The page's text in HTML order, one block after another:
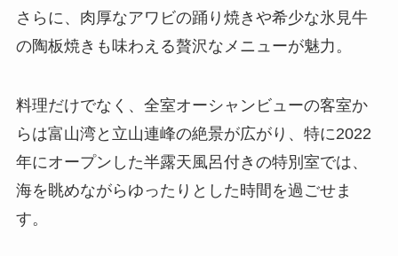
さらに、肉厚なアワビの踊り焼きや希少な氷見牛
の陶板焼きも味わえる贅沢なメニューが魅力。
料理だけでなく、全室オーシャンビューの客室か
らは富山湾と立山連峰の絶景が広がり、特に2022
年にオープンした半露天風呂付きの特別室では、
海を眺めながらゆったりとした時間を過ごせま
す。